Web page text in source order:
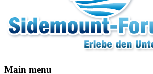
Main menu